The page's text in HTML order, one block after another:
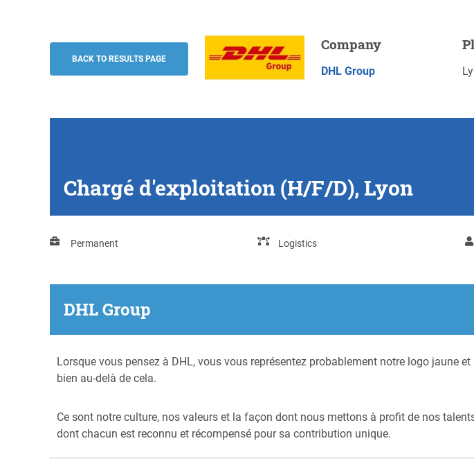
Chargé d'exploitation (H/F/D), Lyon
DHL Group
APPLY NOW
BACK TO RESULTS PAGE
Company
DHL Group
Chargé d'exploitation (H/F/D), Lyon
Permanent Logistics
DHL Group
​​Lorsque vous pensez à DHL, vous vous représentez probablement notre logo jaune
bien au-delà de cela.
Ce sont notre culture, nos valeurs et la façon dont nous mettons à profit de nos
dont chacun est reconnu et récompensé pour sa contribution unique.